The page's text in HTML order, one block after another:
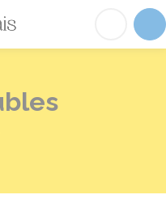
Fréville-du-